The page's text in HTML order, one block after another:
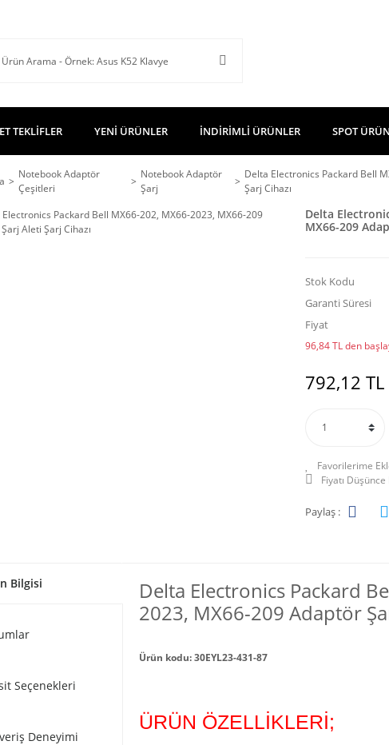
TEKLİFLER YENİ ÜRÜNLER İNDİRİMLİ ÜRÜNLER SPOT
Notebook Adaptör
Çeşitleri
Notebook Adaptör
Şarj
Delta Electronics Packard Bell
Şarj Cihazı
Delta
MX66-209
Stok Kodu
Garanti Süresi
Fiyat
96,84 TL den
792,12 TL
Fiyatı
Paylaş :
Bilgisi
Seçenekleri
Deneyimi
Delta Electronics Packard
2023, MX66-209 Adaptör
Ürün kodu: 30EYL23-431-87
ÜRÜN ÖZELLİKLERİ;